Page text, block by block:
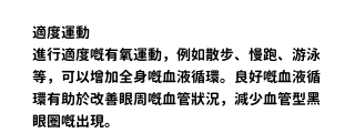
適度運動
進行適度嘅有氧運動，例如散步、慢跑、游泳
等，可以增加全身嘅血液循環。良好嘅血液循
環有助於改善眼周嘅血管狀況，減少血管型黑
眼圈嘅出現。